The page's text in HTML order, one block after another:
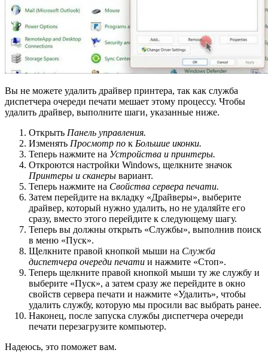
Вы не можете удалить драйвер принтера, так как служба
диспетчера очереди печати мешает этому процессу. Чтобы
удалить драйвер, выполните шаги, указанные ниже.
Открыть Панель управления.
Изменять Просмотр по к Большие иконки.
Теперь нажмите на Устройства и принтеры.
Откроются настройки Windows, щелкните значок
Принтеры и сканеры вариант.
Теперь нажмите на Свойства сервера печати.
Затем перейдите на вкладку «Драйверы», выберите
драйвер, который нужно удалить, но не удаляйте его
сразу, вместо этого перейдите к следующему шагу.
Теперь вы должны открыть «Службы», выполнив поиск
в меню «Пуск».
Щелкните правой кнопкой мыши на Служба
диспетчера очереди печати и нажмите «Стоп».
Теперь щелкните правой кнопкой мыши ту же службу и
выберите «Пуск», а затем сразу же перейдите в окно
свойств сервера печати и нажмите «Удалить», чтобы
удалить службу, которую мы просили вас выбрать ранее.
Наконец, после запуска службы диспетчера очереди
печати перезагрузите компьютер.
Надеюсь, это поможет вам.